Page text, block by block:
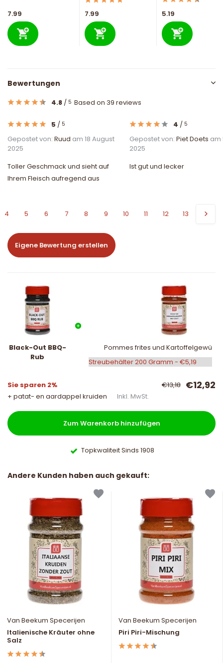
7.99 7.99 5.19
Bewertungen
4.8 / 5 Based on 39 reviews
5 / 5
Gepostet von: Ruud am 18 August
2025
Toller Geschmack und sieht auf
Ihrem Fleisch aufregend aus
4 / 5
Gepostet von: Piet Doets am
2025
Ist gut und lecker
4 5 6 7 8 9 10 11 12 13
Eigene Bewertung erstellen
Black-Out BBQ-
Rub
Pommes frites und Kartoffelgewürz
Sie sparen 2% €13,18 €12,92
+ patat- en aardappel kruiden Inkl. MwSt.
Zum Warenkorb hinzufügen
Topkwaliteit Sinds 1908
Andere Kunden haben auch gekauft:
Van Beekum Specerijen
Italienische Kräuter ohne
Salz
Van Beekum Specerijen
Piri Piri-Mischung